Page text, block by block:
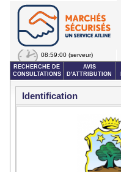
08:59:00 (serveur)
RECHERCHE DE
CONSULTATIONS
AVIS
D'ATTRIBUTION
Identification